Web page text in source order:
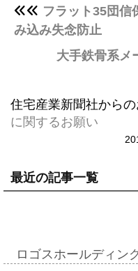
フラット35団信
み込み失念防止
大手鉄骨系メ
住宅産業新聞社からの
に関するお願い
最近の記事一覧
ロゴスホールディン